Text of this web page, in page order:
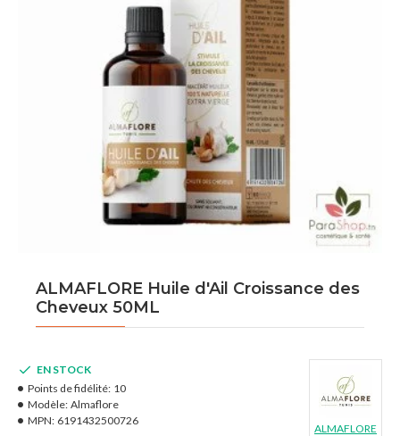
ALMAFLORE Huile d'Ail Croissance des
Cheveux 50ML
EN STOCK
Points de fidélité: 10
Modèle: Almaflore
MPN: 6191432500726
ALMAFLORE